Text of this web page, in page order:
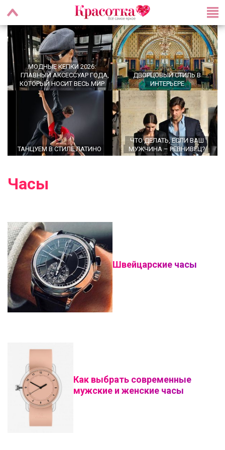
МОДНЫЕ КЕПКИ 2026:
ГЛАВНЫЙ АКСЕССУАР ГОДА,
КОТОРЫЙ НОСИТ ВЕСЬ МИР
ДВОРЦОВЫЙ СТИЛЬ В
ИНТЕРЬЕРЕ
ТАНЦУЕМ В СТИЛЕ ЛАТИНО
ЧТО ДЕЛАТЬ, ЕСЛИ ВАШ
МУЖЧИНА – РЕВНИВЕЦ?
Часы
Швейцарские часы
Как выбрать современные
мужские и женские часы